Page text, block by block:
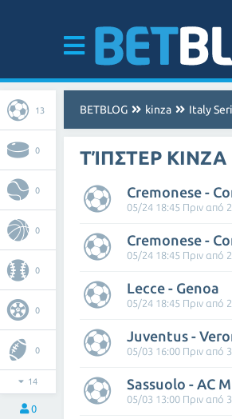
13
0
0
0
0
0
0
14
0
BETBLOG kinza Italy
ΤΊΠΣΤΕΡ KINZA
Cremonese -
05/24 18:45 Πριν από
Cremonese -
05/24 18:45 Πριν από
Lecce - Genoa
05/24 18:45 Πριν από
Juventus -
05/03 16:00 Πριν από
Sassuolo - AC
05/03 13:00 Πριν από